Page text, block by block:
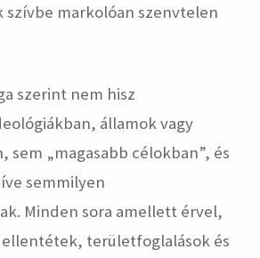
szívbe markolóan szenvtelen
szerint nem hisz
államok vagy
sem „magasabb célokban”, és
semmilyen
Minden sora amellett érvel,
ellentétek, területfoglalások és